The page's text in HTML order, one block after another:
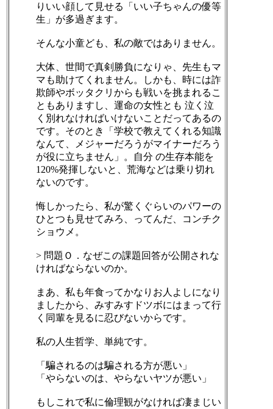
りいい顔して見せる「いい子ちゃんの優等
生」が多過ぎます。
そんな小童ども、私の敵ではありません。
大体、世間で真剣勝負になりゃ、先生もマ
マも助けてくれません。しかも、時には詐
欺師やボッタクリからも戦いを挑まれるこ
ともありますし、運命の女性とも 泣く泣
く別れなければいけないことだってあるの
です。そのとき「学校で教えてくれる知識
なんて、メジャーだろうがマイナーだろう
が役に立ちません」。自分 の生存本能を
120%発揮しないと、荒海などは乗り切れ
ないのです。
悔しかったら、私が驚くぐらいのパワーの
ひとつも見せてみろ、ってんだ、コンチク
ショウメ。
> 問題Ｏ．なぜこの課題回答が公開されな
ければならないのか。
まあ、私も年食ってかなりお人よしになり
ましたから、みすみすドツボにはまって行
く同輩を見るに忍びないからです。
私の人生哲学、単純です。
「騙されるのは騙される方が悪い」
「やらないのは、やらないヤツが悪い」
もしこれで私に倫理観がなければ凄まじい